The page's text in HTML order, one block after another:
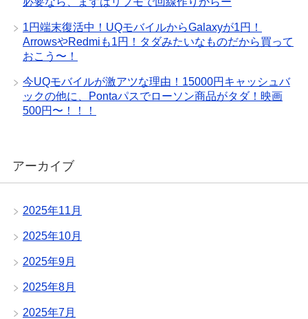
1円端末復活中！UQモバイルからGalaxyが1円！
ArrowsやRedmiも1円！タダみたいなものだから買って
おこう〜！
今UQモバイルが激アツな理由！15000円キャッシュバ
ックの他に、Pontaパスでローソン商品がタダ！映画
500円〜！！！
アーカイブ
2025年11月
2025年10月
2025年9月
2025年8月
2025年7月